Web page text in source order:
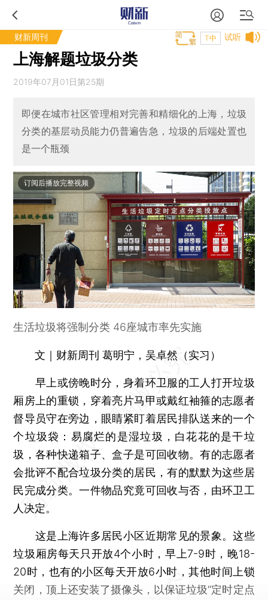
财新周刊 试听
T中
上海解题垃圾分类
2019年07月01日第25期
即便在城市社区管理相对完善和精细化的上海，垃圾
分类的基层动员能力仍普遍告急，垃圾的后端处置也
是一个瓶颈
订阅后播放完整视频
生活垃圾将强制分类 46座城市率先实施
文｜财新周刊 葛明宁，吴卓然（实习）
早上或傍晚时分，身着环卫服的工人打开垃圾
厢房上的重锁，穿着亮片马甲或戴红袖箍的志愿者
督导员守在旁边，眼睛紧盯着居民排队送来的一个
个垃圾袋：易腐烂的是湿垃圾，白花花的是干垃
圾，各种快递箱子、盒子是可回收物。有的志愿者
会批评不配合垃圾分类的居民，有的默默为这些居
民完成分类。一件物品究竟可回收与否，由环卫工
人决定。
这是上海许多居民小区近期常见的景象。这些
垃圾厢房每天只开放4个小时，早上7-9时，晚18-
20时，也有的小区每天开放6小时，其他时间上锁
关闭，顶上还安装了摄像头，以保证垃圾“定时定点